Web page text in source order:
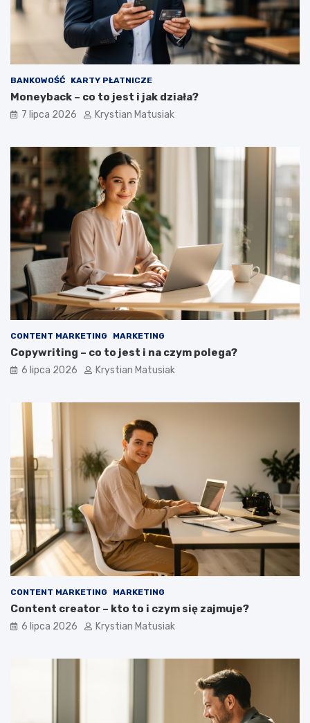
BANKOWOŚĆ KARTY PŁATNICZE
Moneyback – co to jest i jak działa?
7 lipca 2026 Krystian Matusiak
CONTENT MARKETING MARKETING
Copywriting – co to jest i na czym polega?
6 lipca 2026 Krystian Matusiak
CONTENT MARKETING MARKETING
Content creator – kto to i czym się zajmuje?
6 lipca 2026 Krystian Matusiak